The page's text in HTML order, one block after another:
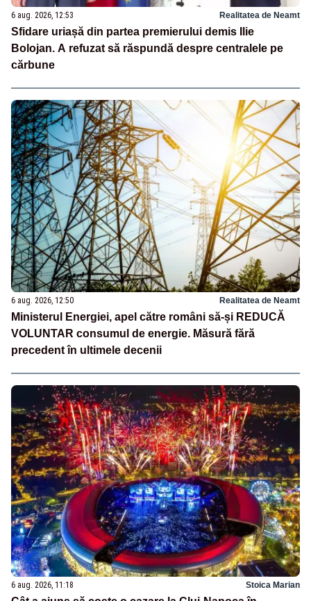
6 aug. 2026, 12:53 Realitatea de Neamt
Sfidare uriașă din partea premierului demis Ilie
Bolojan. A refuzat să răspundă despre centralele pe
cărbune
6 aug. 2026, 12:50 Realitatea de Neamt
Ministerul Energiei, apel către români să-și REDUCĂ
VOLUNTAR consumul de energie. Măsură fără
precedent în ultimele decenii
6 aug. 2026, 11:18 Stoica Marian